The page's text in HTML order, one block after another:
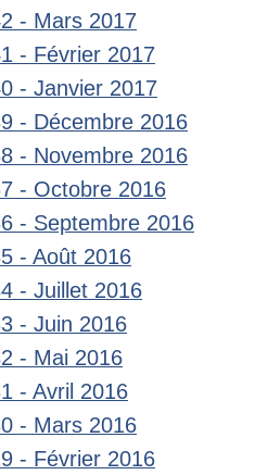
- Mars 2017
- Février 2017
- Janvier 2017
- Décembre 2016
- Novembre 2016
- Octobre 2016
- Septembre 2016
- Août 2016
- Juillet 2016
- Juin 2016
- Mai 2016
- Avril 2016
- Mars 2016
- Février 2016